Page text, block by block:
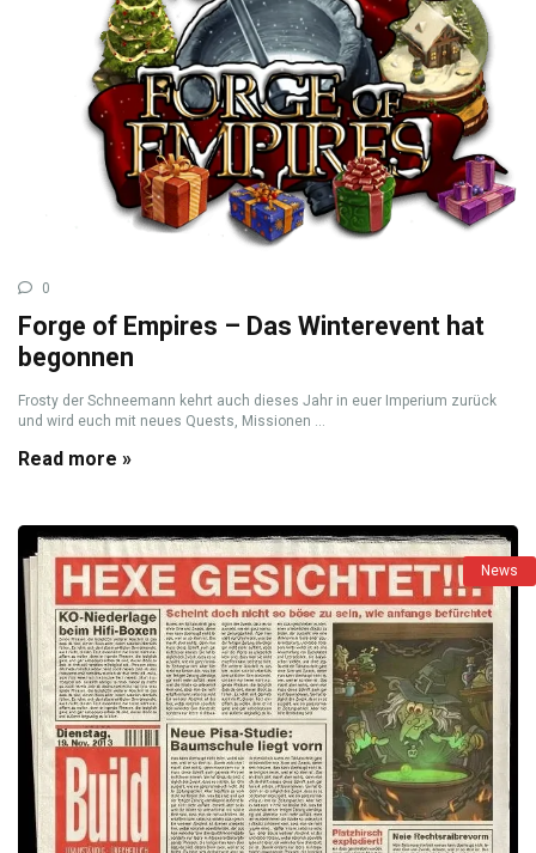
0
Forge of Empires – Das Winterevent hat
begonnen
Frosty der Schneemann kehrt auch dieses Jahr in euer Imperium zurück
und wird euch mit neues Quests, Missionen ...
Read more »
News